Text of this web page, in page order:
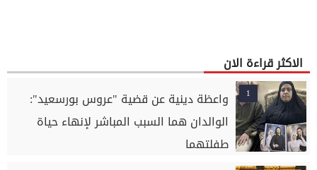
الاكثر قراءة الان
1
واعظة دينية عن قضية "عروس بورسعيد":
الوالدان هما السبب المباشر لإنهاء حياة
طفلتهما